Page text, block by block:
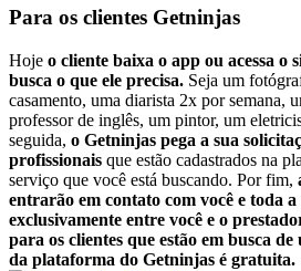
Para os clientes Getninjas
Hoje o cliente baixa o app ou acessa o
busca o que ele precisa. Seja um
casamento, uma diarista 2x por semana,
professor de inglês, um pintor, um
seguida, o Getninjas pega a sua
profissionais que estão cadastrados na
serviço que você está buscando. Por fim,
entrarão em contato com você e toda a
exclusivamente entre você e o
para os clientes que estão em busca
da plataforma do Getninjas é gratuita.